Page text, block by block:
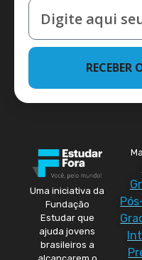
RECEBER
Uma iniciativa da
Fundação
Estudar que
ajuda jovens
brasileiros a